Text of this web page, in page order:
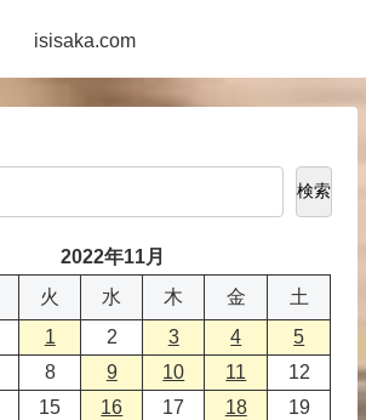
isisaka.com
検索
2022年11月
火 水 木 金
土
1
2 3 4
5
8 9 10 11
12
15 16 17 18
19